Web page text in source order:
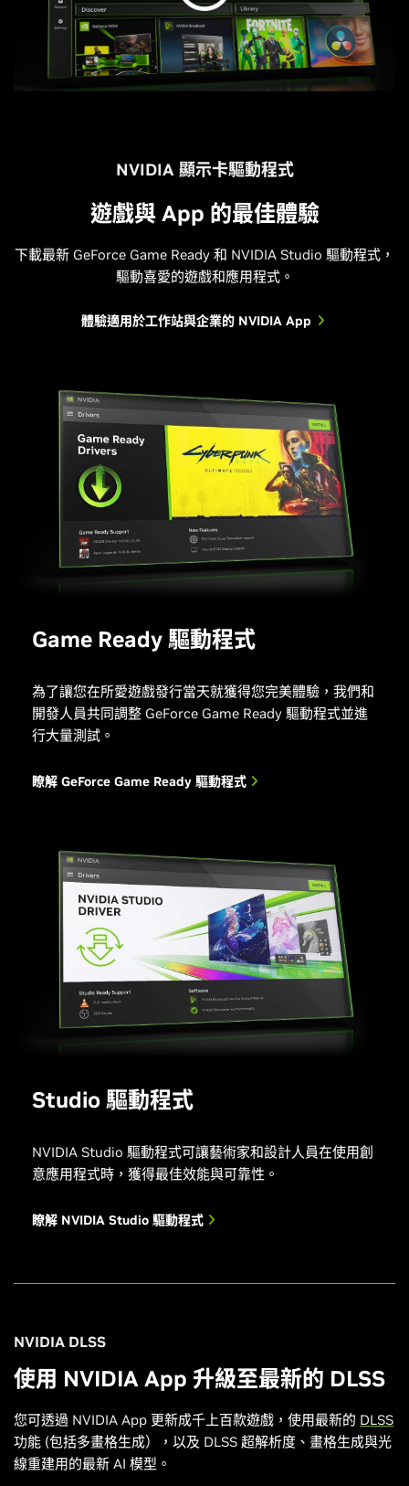
NVIDIA 顯示卡驅動程式
遊戲與 App 的最佳體驗
下載最新 GeForce Game Ready 和 NVIDIA Studio 驅動程式，
驅動喜愛的遊戲和應用程式。
體驗適用於工作站與企業的 NVIDIA App
Game Ready 驅動程式
為了讓您在所愛遊戲發行當天就獲得您完美體驗，我們和
開發人員共同調整 GeForce Game Ready 驅動程式並進
行大量測試。
瞭解 GeForce Game Ready 驅動程式
Studio 驅動程式
NVIDIA Studio 驅動程式可讓藝術家和設計人員在使用創
意應用程式時，獲得最佳效能與可靠性。
瞭解 NVIDIA Studio 驅動程式
NVIDIA DLSS
使用 NVIDIA App 升級至最新的 DLSS
您可透過 NVIDIA App 更新成千上百款遊戲，使用最新的 DLSS
功能 (包括多畫格生成），以及 DLSS 超解析度、畫格生成與光
線重建用的最新 AI 模型。